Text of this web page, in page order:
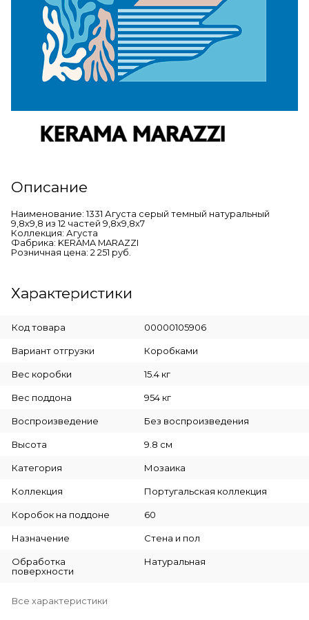
Описание
Наименование: 1331 Агуста серый темный натуральный
9,8х9,8 из 12 частей 9,8x9,8x7
Коллекция: Агуста
Фабрика: KERAMA MARAZZI
Розничная цена: 2 251 руб.
Характеристики
Код товара 00000105906
Вариант отгрузки Коробками
Вес коробки 15.4 кг
Вес поддона 954 кг
Воспроизведение Без воспроизведения
Высота 9.8 см
Категория Мозаика
Коллекция Португальская коллекция
Коробок на поддоне 60
Назначение Стена и пол
Обработка
поверхности
Натуральная
Все характеристики